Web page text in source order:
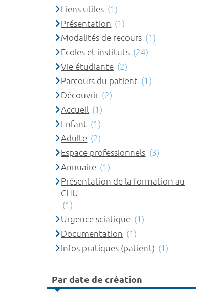
Liens utiles (1)
Présentation (1)
Modalités de recours (1)
Ecoles et instituts (24)
Vie étudiante (2)
Parcours du patient (1)
Découvrir (2)
Accueil (1)
Enfant (1)
Adulte (2)
Espace professionnels (3)
Annuaire (1)
Présentation de la formation au
CHU
(1)
Urgence sciatique (1)
Documentation (1)
Infos pratiques (patient) (1)
Par date de création